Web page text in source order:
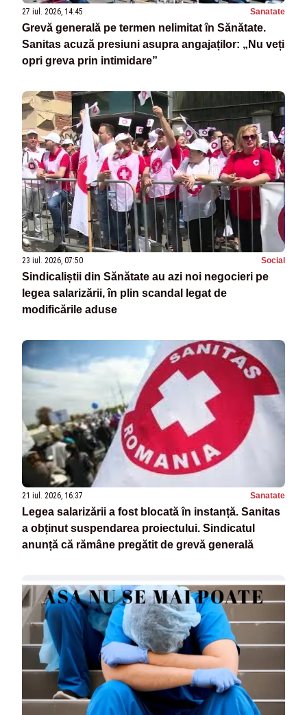
27 iul. 2026, 14:45 Sanatate
Grevă generală pe termen nelimitat în Sănătate.
Sanitas acuză presiuni asupra angajaților: „Nu veți
opri greva prin intimidare”
23 iul. 2026, 07:50 Social
Sindicaliștii din Sănătate au azi noi negocieri pe
legea salarizării, în plin scandal legat de
modificările aduse
21 iul. 2026, 16:37 Sanatate
Legea salarizării a fost blocată în instanță. Sanitas
a obținut suspendarea proiectului. Sindicatul
anunță că rămâne pregătit de grevă generală